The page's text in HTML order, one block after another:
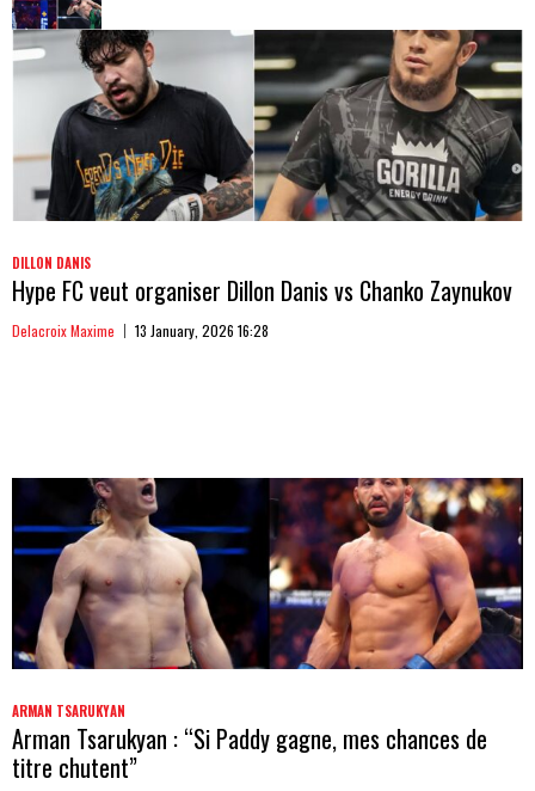
DILLON DANIS
Hype FC veut organiser Dillon Danis vs Chanko Zaynukov
Delacroix Maxime 13 January, 2026 16:28
ARMAN TSARUKYAN
Arman Tsarukyan : “Si Paddy gagne, mes chances de
titre chutent”